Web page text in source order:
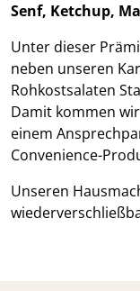
Senf, Ketchup,
Unter dieser
neben unseren
Rohkostsalaten
Damit kommen
einem
Convenience-
Unseren